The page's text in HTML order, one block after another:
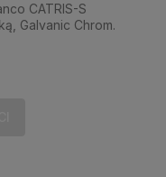
CATRIS-S
Galvanic Chrom.